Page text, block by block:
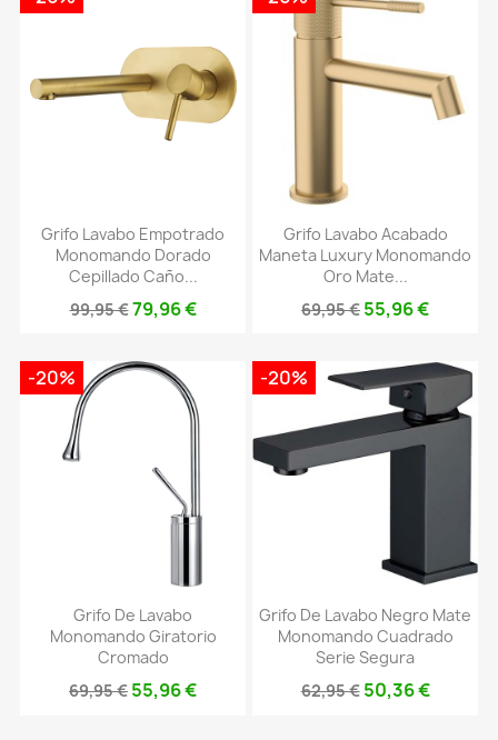
Grifo Lavabo Empotrado
Monomando Dorado
Cepillado Caño...
99,95 €79,96 €
Grifo Lavabo Acabado
Maneta Luxury Monomando
Oro Mate...
69,95 € 55,96 €
Grifo De Lavabo
Monomando Giratorio
Cromado
69,95 € 55,96 €
-20%
Grifo De Lavabo Negro Mate
Monomando Cuadrado
Serie Segura
62,95 € 50,36 €
-20%